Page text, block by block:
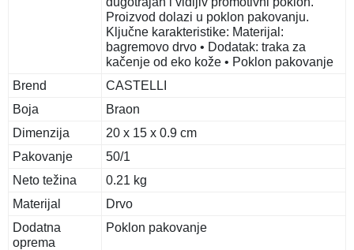
Proizvod dolazi u poklon pakovanju.
Ključne karakteristike: Materijal:
bagremovo drvo • Dodatak: traka za
kačenje od eko kože • Poklon pakovanje
Brend
CASTELLI
Boja
Braon
Dimenzija
20 x 15 x 0.9 cm
Pakovanje
50/1
Neto težina
0.21 kg
Materijal
Drvo
Dodatna
oprema
Poklon pakovanje